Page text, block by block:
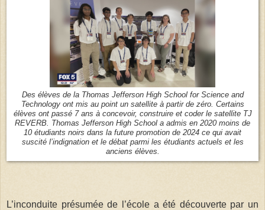
Des élèves de la Thomas Jefferson High School for Science and
Technology ont mis au point un satellite à partir de zéro. Certains
élèves ont passé 7 ans à concevoir, construire et coder le satellite TJ
REVERB. Thomas Jefferson High School a admis en 2020 moins de
10 étudiants noirs dans la future promotion de 2024 ce qui avait
suscité l’indignation et le débat parmi les étudiants actuels et les
anciens élèves.
L’inconduite présumée de l’école a été découverte par un